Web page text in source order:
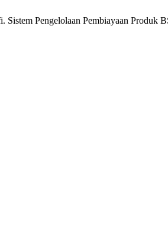
Pengelolaan Pembiayaan Produk